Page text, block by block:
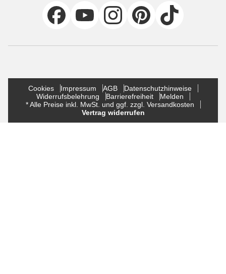
Cookies Impressum AGB
Datenschutzhinweise
Widerrufsbelehrung
Barrierefreiheit
Melden
* Alle Preise inkl. MwSt. und ggf. zzgl. Versandkosten
Vertrag widerrufen